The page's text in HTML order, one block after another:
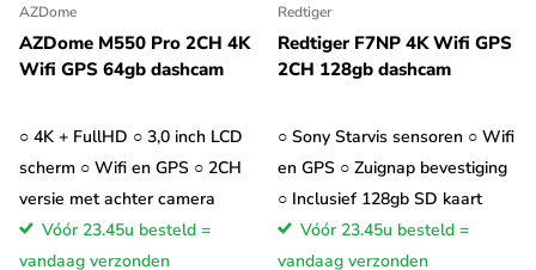
AZDome
AZDome M550 Pro 2CH 4K
Wifi GPS 64gb dashcam
○ 4K + FullHD ○ 3,0 inch LCD
scherm ○ Wifi en GPS ○ 2CH
versie met achter camera
Vóór 23.45u besteld =
vandaag verzonden
Redtiger
Redtiger F7NP 4K Wifi GPS
2CH 128gb dashcam
○ Sony Starvis sensoren ○ Wifi
en GPS ○ Zuignap bevestiging
○ Inclusief 128gb SD kaart
Vóór 23.45u besteld =
vandaag verzonden